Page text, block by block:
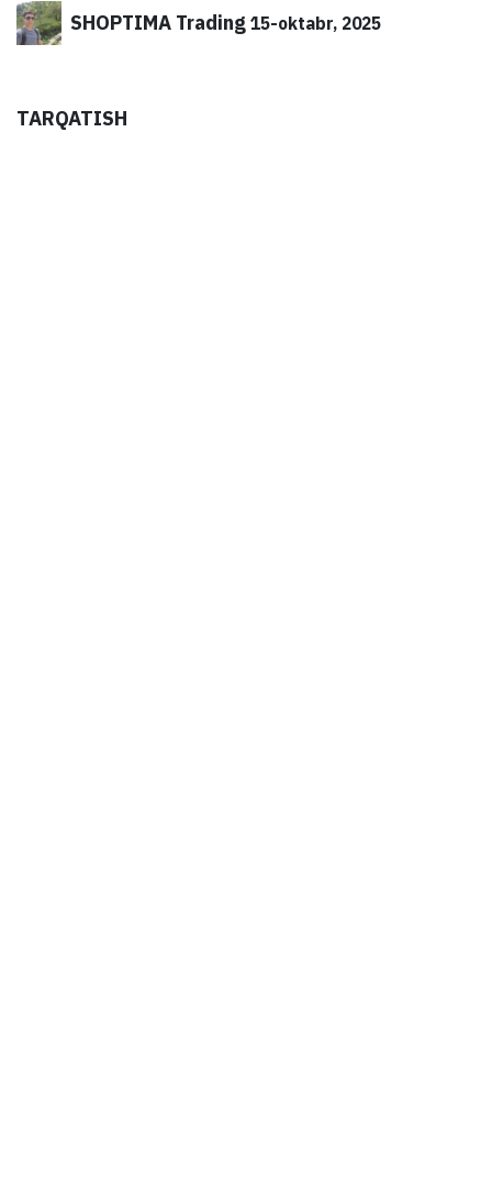
SHOPTIMA Trading 15-oktabr, 2025
TARQATISH